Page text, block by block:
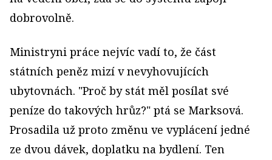
dobrovolně.
Ministryni práce nejvíc vadí to, že část
státních peněz mizí v nevyhovujících
ubytovnách. "Proč by stát měl posílat své
peníze do takových hrůz?" ptá se Marksová.
Prosadila už proto změnu ve vyplácení jedné
ze dvou dávek, doplatku na bydlení. Ten